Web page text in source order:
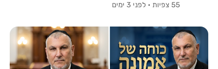
55 צפיות
· לפני 3 ימים